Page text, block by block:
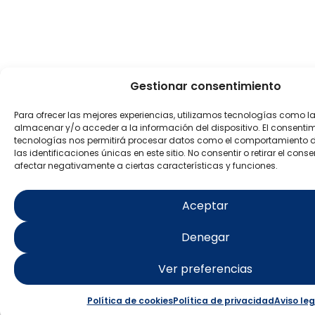
Gestionar consentimiento
Para ofrecer las mejores experiencias, utilizamos tecnologías como
almacenar y/o acceder a la información del dispositivo. El
tecnologías nos permitirá procesar datos como el comportamiento
las identificaciones únicas en este sitio. No consentir o retirar el
afectar negativamente a ciertas características y funciones.
Aceptar
Denegar
Ver preferencias
Política de cookiesPolítica de privacidadAviso